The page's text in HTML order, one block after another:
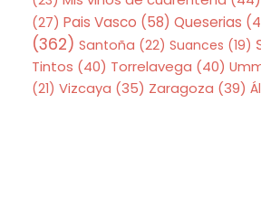
(27) Pais Vasco (58) Queserias
(362) Santoña (22) Suances (19)
Tintos (40) Torrelavega (40)
(21) Vizcaya (35) Zaragoza (39)